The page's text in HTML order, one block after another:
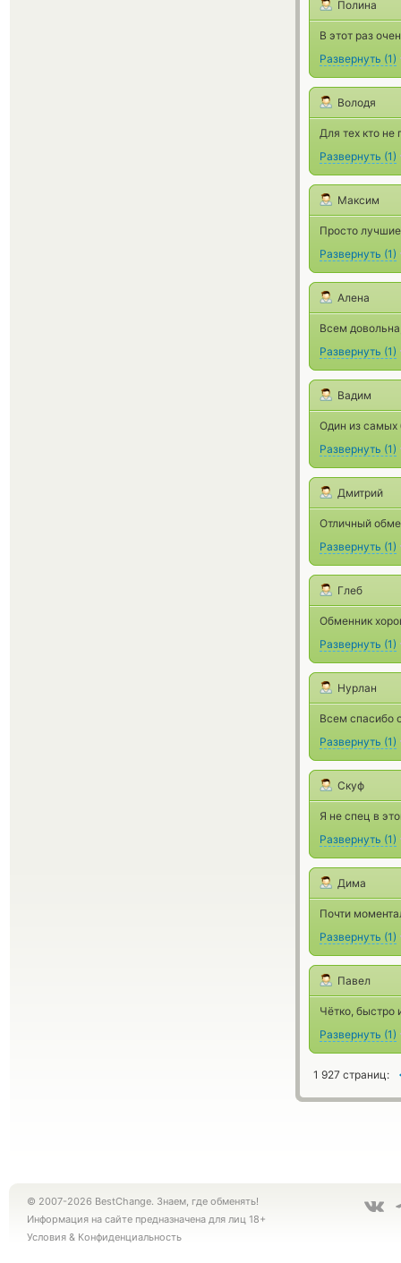
Полина
В этот раз
Развернуть (1)
Володя
Для тех кто
Развернуть (1)
Максим
Просто
Развернуть (1)
Алена
Всем
Развернуть (1)
Вадим
Один из самых
Развернуть (1)
Дмитрий
Отличный
Развернуть (1)
Глеб
Обменник
Развернуть (1)
Нурлан
Всем спасибо
Развернуть (1)
Cкуф
Я не спец в
Развернуть (1)
Дима
Почти
Развернуть (1)
Павел
Чётко, быстро
Развернуть (1)
1 927 страниц:
© 2007-2026 BestChange. Знаем, где обменять!
Информация на сайте предназначена для лиц 18+
Условия & Конфиденциальность